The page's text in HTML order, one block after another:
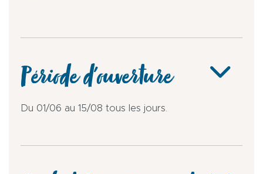
Période d'ouverture
Du 01/06 au 15/08 tous les jours.